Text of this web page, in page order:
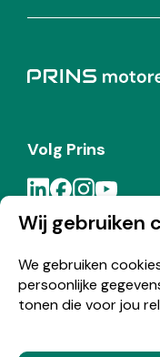
Wij gebruiken
We gebruiken
persoonlijke
tonen die voor jou
Volg Prins
Meld je aan